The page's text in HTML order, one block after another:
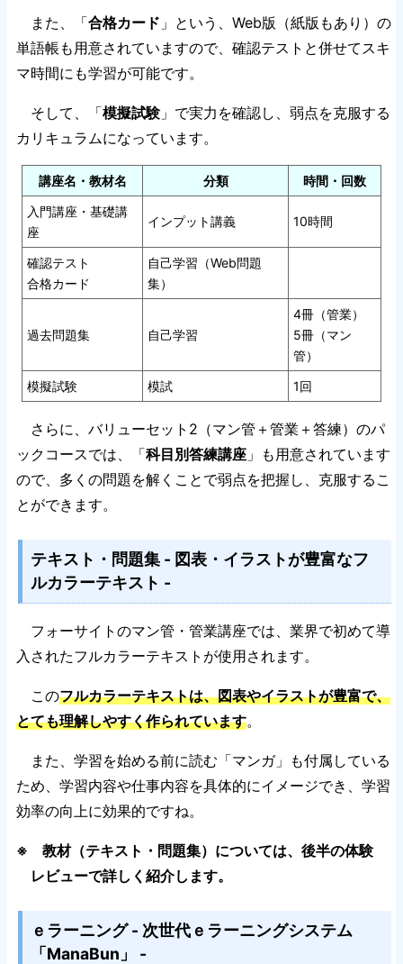
また、「合格カード 」という、Web版（紙版もあり）の
単語帳も用意されていますので、確認テストと併せてスキ
マ時間にも学習が可能です。
そして、「模擬試験」で実力を確認し、弱点を克服する
カリキュラムになっています。
講座名・教材名 分類
時間・回数
入門講座・基礎講
座
インプット講義 10時間
確認テスト
合格カード
自己学習（Web問題
集）
過去問題集 自己学習
4冊（管業）
5冊（マン
管）
模擬試験
模試 1回
さらに、バリューセット2（マン管＋管業＋答練）のパ
ックコースでは、「科目別答練講座 」も用意されています
ので、多くの問題を解くことで弱点を把握し、克服するこ
とができます。
テキスト・問題集 - 図表・イラストが豊富なフ
ルカラーテキスト -
フォーサイトのマン管・管業講座では、業界で初めて導
入されたフルカラーテキストが使用されます。
このフルカラーテキストは、図表やイラストが豊富で、
とても理解しやすく作られています。
また、学習を始める前に読む「マンガ」も付属している
ため、学習内容や仕事内容を具体的にイメージでき、学習
効率の向上に効果的ですね。
※ 教材（テキスト・問題集）については、後半の体験
レビューで詳しく紹介します。
ｅラーニング - 次世代ｅラーニングシステム
「ManaBun」 -